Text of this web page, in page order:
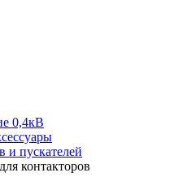
0,4кВ
и пускателей
контакторов